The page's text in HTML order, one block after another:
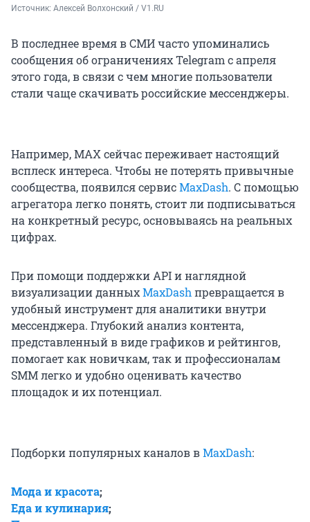
Источник: Алексей Волхонский / V1.RU
В последнее время в СМИ часто упоминались
сообщения об ограничениях Telegram с апреля
этого года, в связи с чем многие пользователи
стали чаще скачивать российские мессенджеры.
Например, MAX сейчас переживает настоящий
всплеск интереса. Чтобы не потерять привычные
сообщества, появился сервисMaxDash. С помощью
агрегатора легко понять, стоит ли подписываться
на конкретный ресурс, основываясь на реальных
цифрах.
При помощи поддержки API и наглядной
визуализации данныхMaxDashпревращается в
удобный инструмент для аналитики внутри
мессенджера. Глубокий анализ контента,
представленный в виде графиков и рейтингов,
помогает как новичкам, так и профессионалам
SMM легко и удобно оценивать качество
площадок и их потенциал.
Подборки популярных каналов вMaxDash:
Мода и красота;
Еда и кулинария;